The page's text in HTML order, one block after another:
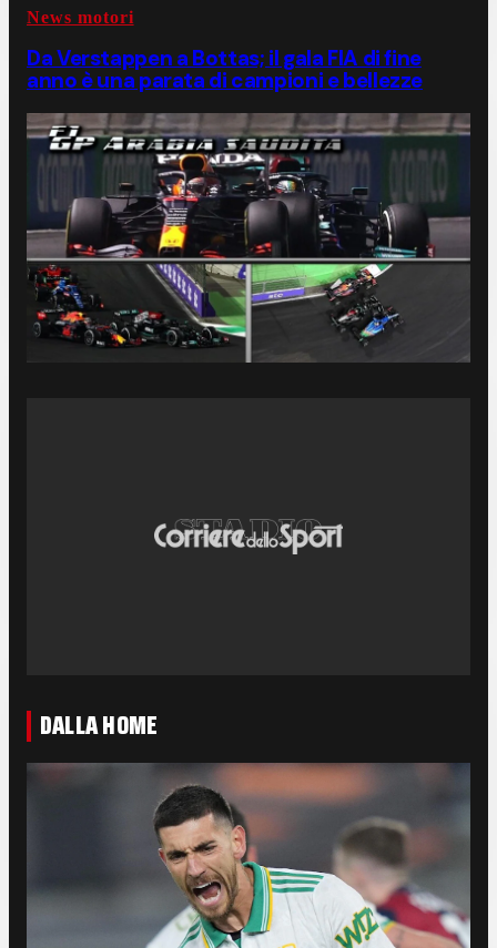
News motori
Da Verstappen a Bottas; il gala FIA di fine
anno è una parata di campioni e bellezze
DALLA HOME